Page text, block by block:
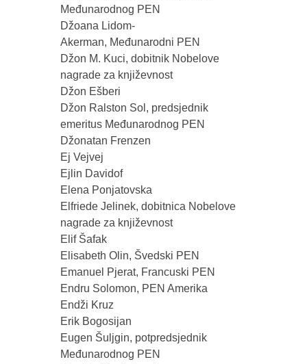
Međunarodnog PEN
Džoana Lidom-
Akerman, Međunarodni PEN
Džon M. Kuci, dobitnik Nobelove
nagrade za književnost
Džon Ešberi
Džon Ralston Sol, predsjednik
emeritus Međunarodnog PEN
Džonatan Frenzen
Ej Vejvej
Ejlin Davidof
Elena Ponjatovska
Elfriede Jelinek, dobitnica Nobelove
nagrade za književnost
Elif Šafak
Elisabeth Olin, Švedski PEN
Emanuel Pjerat, Francuski PEN
Endru Solomon, PEN Amerika
Endži Kruz
Erik Bogosijan
Eugen Šuljgin, potpredsjednik
Međunarodnog PEN